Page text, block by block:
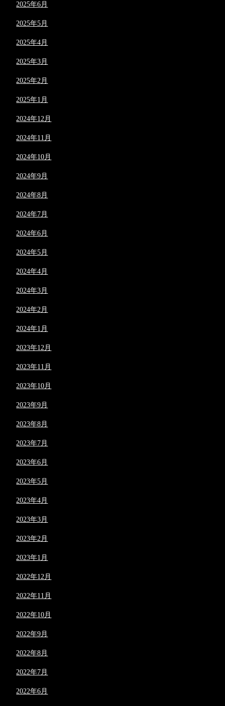
2025年6月
2025年5月
2025年4月
2025年3月
2025年2月
2025年1月
2024年12月
2024年11月
2024年10月
2024年9月
2024年8月
2024年7月
2024年6月
2024年5月
2024年4月
2024年3月
2024年2月
2024年1月
2023年12月
2023年11月
2023年10月
2023年9月
2023年8月
2023年7月
2023年6月
2023年5月
2023年4月
2023年3月
2023年2月
2023年1月
2022年12月
2022年11月
2022年10月
2022年9月
2022年8月
2022年7月
2022年6月